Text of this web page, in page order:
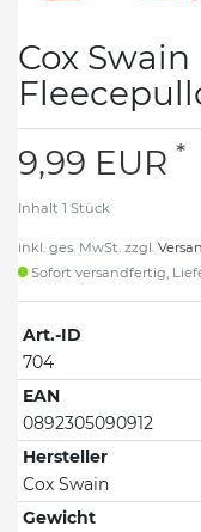
Cox Swain
9,99 EUR *
Inhalt 1 Stück
inkl. ges. MwSt. zzgl.
Sofort versandfertig,
Art.-ID
704
EAN
0892305090912
Hersteller
Cox Swain
Gewicht